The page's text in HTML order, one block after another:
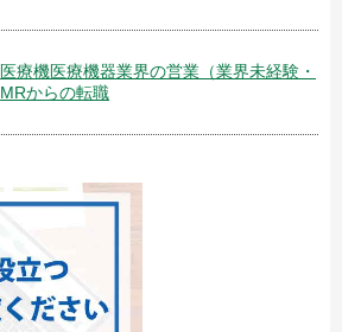
医療機医療機器業界の営業（業界未経験・
MRからの転職